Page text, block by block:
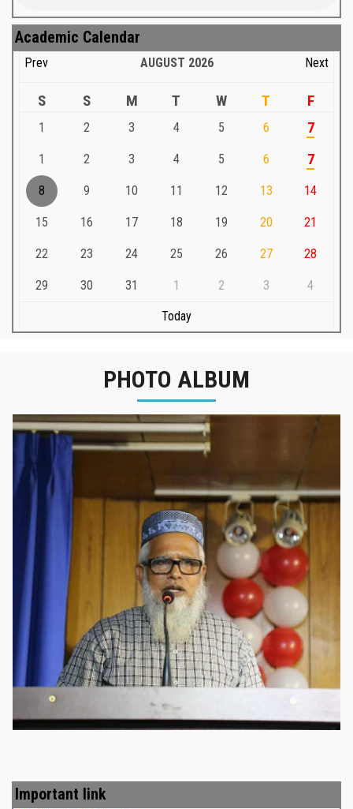
Academic Calendar
Prev AUGUST 2026 Next
S S M T W T F
1 2 3 4 5 6 7
1 2 3 4 5 6 7
8 9 10 11 12 13 14
15 16 17 18 19 20 21
22 23 24 25 26 27 28
29 30 31 1 2 3 4
Today
PHOTO ALBUM
নবীনবরণ - ২০২৫
Important link